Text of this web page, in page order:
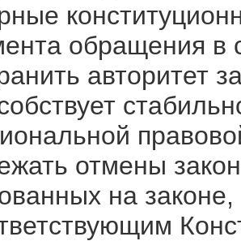
обращения в
авторитет
отмены
на